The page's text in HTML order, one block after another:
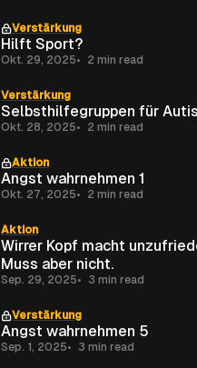
Verstärkung
Hilft Sport?
Okt. 29, 2025 2 min read
Verstärkung
Selbsthilfegruppen für
Okt. 28, 2025 2 min read
Aktion
Angst wahrnehmen 1
Okt. 27, 2025 2 min read
Aktion
Wirrer Kopf macht
Muss aber nicht.
Sep. 29, 2025 3 min read
Verstärkung
Angst wahrnehmen 5
Sep. 1, 2025 3 min read